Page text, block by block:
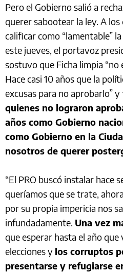
Pero el Gobierno salió a
querer sabootear la ley. A los
calificar como “lamentable”
este jueves, el portavoz
sostuvo que Ficha limpia
Hace casi 10 años que la
excusas para no aprobarlo” y
quienes no lograron
años como Gobierno
como Gobierno en la
nosotros de querer
“El PRO buscó instalar hace
queríamos que se trate,
por su propia impericia nos
infundadamente. Una vez
que esperar hasta el año que
elecciones y los corruptos
presentarse y refugiarse